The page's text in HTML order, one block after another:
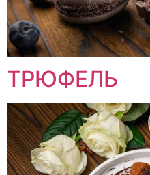
ТРЮФЕЛЬ